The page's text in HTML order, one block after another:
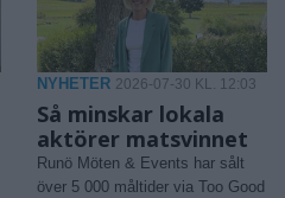
NYHETER 2026-07-30 KL. 12:03
Så minskar lokala
aktörer matsvinnet
Runö Möten & Events har sålt
över 5 000 måltider via Too Good